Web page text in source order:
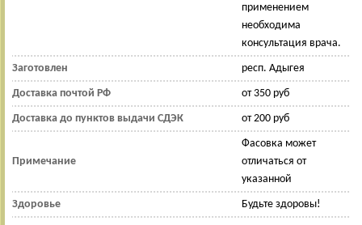
применением
необходима
консультация врача.
Заготовлен респ. Адыгея
Доставка почтой РФ от 350 руб
Доставка до пунктов выдачи СДЭК от 200 руб
Примечание
Фасовка может
отличаться от
указанной
Здоровье Будьте здоровы!